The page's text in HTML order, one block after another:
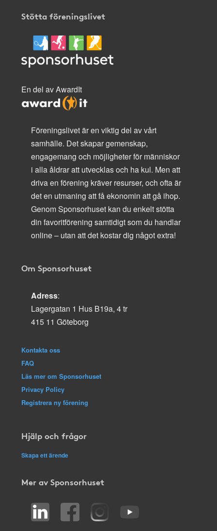
Stötta föreningslivet
En del av AwardIt
Föreningslivet är en viktig del av vårt
samhälle. Det skapar gemenskap,
engagemang och möjligheter för människor
i alla åldrar att utvecklas och ha kul. Men att
driva en förening kräver resurser, och ofta är
det en utmaning att få ekonomin att gå ihop.
Genom Sponsorhuset kan du enkelt stötta
din favoritförening samtidigt som du handlar
online – utan att det kostar dig något extra!
Om Sponsorhuset
Adress:
Lagergatan 1 Hus B19a, 4 tr
415 11 Göteborg
Kontakta oss
FAQ
Läs mer om Sponsorhuset
Privacy Policy
Registrera ny förening
Hjälp och frågor
Skapa ett ärende
Mer av Sponsorhuset